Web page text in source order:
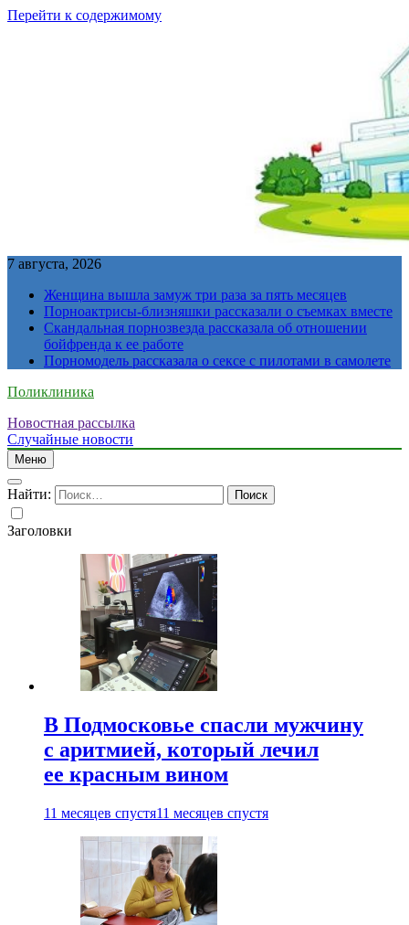
Перейти к содержимому
7 августа, 2026
Женщина вышла замуж три раза за пять месяцев
Порноактрисы-близняшки рассказали о съемках вместе
Скандальная порнозвезда рассказала об отношении
бойфренда к ее работе
Порномодель рассказала о сексе с пилотами в самолете
Поликлиника
Новостная рассылка
Случайные новости
Меню
Найти:
Заголовки
В Подмосковье спасли мужчину
с аритмией, который лечил
ее красным вином
11 месяцев спустя11 месяцев спустя